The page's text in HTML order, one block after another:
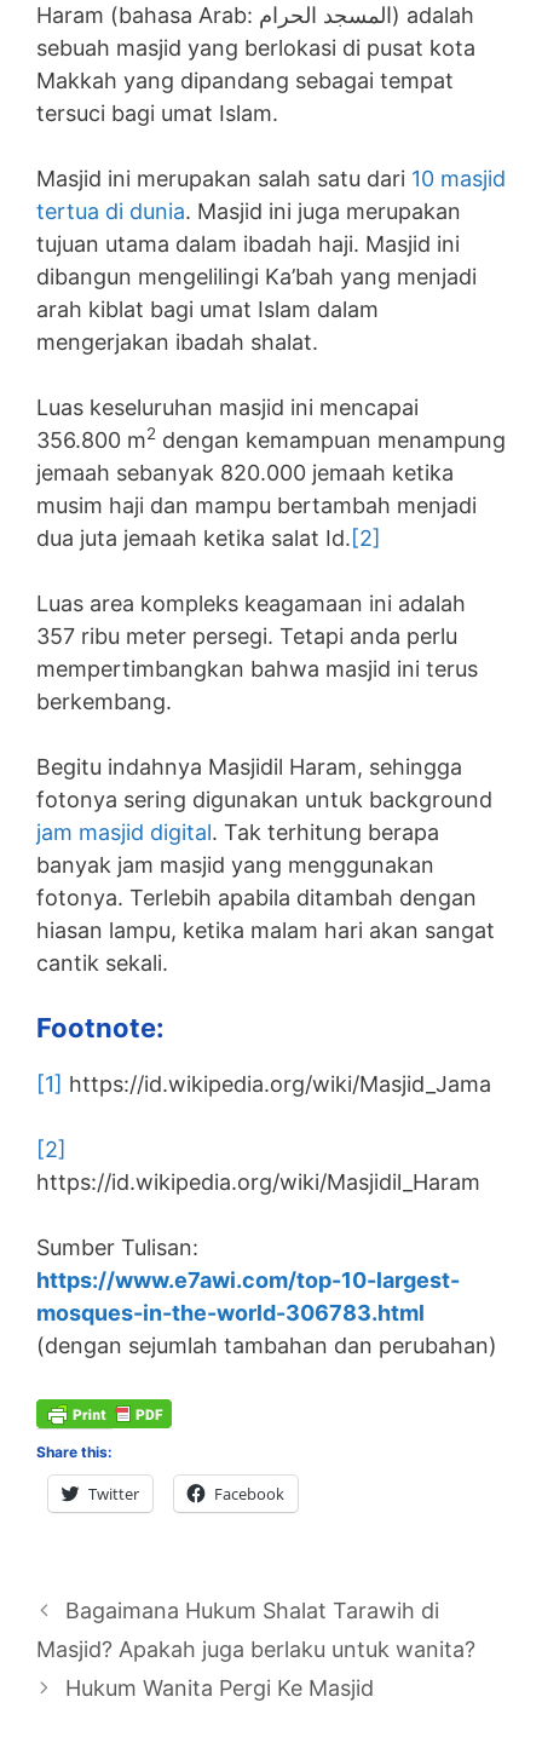
Haram (bahasa Arab: المسجد الحرام) adalah
sebuah masjid yang berlokasi di pusat kota
Makkah yang dipandang sebagai tempat
tersuci bagi umat Islam.
Masjid ini merupakan salah satu dari 10 masjid
tertua di dunia. Masjid ini juga merupakan
tujuan utama dalam ibadah haji. Masjid ini
dibangun mengelilingi Ka’bah yang menjadi
arah kiblat bagi umat Islam dalam
mengerjakan ibadah shalat.
Luas keseluruhan masjid ini mencapai
356.800 m2 dengan kemampuan menampung
jemaah sebanyak 820.000 jemaah ketika
musim haji dan mampu bertambah menjadi
dua juta jemaah ketika salat Id.[2]
Luas area kompleks keagamaan ini adalah
357 ribu meter persegi. Tetapi anda perlu
mempertimbangkan bahwa masjid ini terus
berkembang.
Begitu indahnya Masjidil Haram, sehingga
fotonya sering digunakan untuk background
jam masjid digital. Tak terhitung berapa
banyak jam masjid yang menggunakan
fotonya. Terlebih apabila ditambah dengan
hiasan lampu, ketika malam hari akan sangat
cantik sekali.
Footnote:
[1] https://id.wikipedia.org/wiki/Masjid_Jama
[2]
https://id.wikipedia.org/wiki/Masjidil_Haram
Sumber Tulisan:
https://www.e7awi.com/top-10-largest-
mosques-in-the-world-306783.html
(dengan sejumlah tambahan dan perubahan)
Share this:
Twitter Facebook
Bagaimana Hukum Shalat Tarawih di
Masjid? Apakah juga berlaku untuk wanita?
Hukum Wanita Pergi Ke Masjid